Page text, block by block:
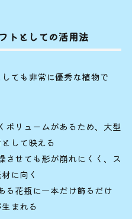
トとしての活用法
ても非常に優秀な植物で
ボリュームがあるため、大型
して映える
させても形が崩れにくく、ス
に向く
る花瓶に一本だけ飾るだけ
まれる